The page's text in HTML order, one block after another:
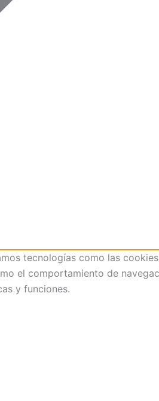
tecnologías como las
el comportamiento de
y funciones.